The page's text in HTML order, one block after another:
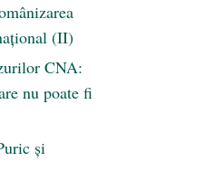
(II)
CNA:
nu poate fi
şi